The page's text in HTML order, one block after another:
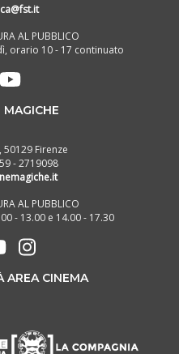
AL PUBBLICO
orario 10 - 17 continuato
MAGICHE
50129 Firenze
- 2719098
AL PUBBLICO
- 13.00 e 14.00 - 17.30
AREA CINEMA